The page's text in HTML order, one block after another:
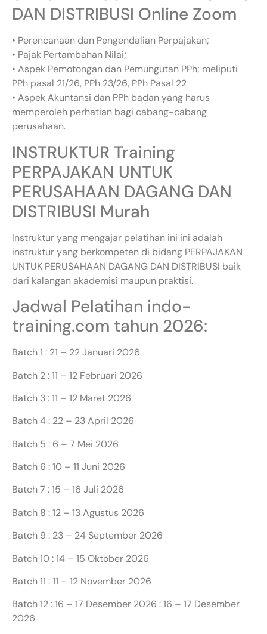
DAN DISTRIBUSI Online Zoom
• Perencanaan dan Pengendalian Perpajakan;
• Pajak Pertambahan Nilai;
• Aspek Pemotongan dan Pemungutan PPh; meliputi
PPh pasal 21/26, PPh 23/26, PPh Pasal 22
• Aspek Akuntansi dan PPh badan yang harus
memperoleh perhatian bagi cabang-cabang
perusahaan.
INSTRUKTUR Training
PERPAJAKAN UNTUK
PERUSAHAAN DAGANG DAN
DISTRIBUSI Murah
Instruktur yang mengajar pelatihan ini ini adalah
instruktur yang berkompeten di bidang PERPAJAKAN
UNTUK PERUSAHAAN DAGANG DAN DISTRIBUSI baik
dari kalangan akademisi maupun praktisi.
Jadwal Pelatihan indo-
training.com tahun 2026:
Batch 1 : 21 – 22 Januari 2026
Batch 2 : 11 – 12 Februari 2026
Batch 3 : 11 – 12 Maret 2026
Batch 4 : 22 – 23 April 2026
Batch 5 : 6 – 7 Mei 2026
Batch 6 : 10 – 11 Juni 2026
Batch 7 : 15 – 16 Juli 2026
Batch 8 : 12 – 13 Agustus 2026
Batch 9 : 23 – 24 September 2026
Batch 10 : 14 – 15 Oktober 2026
Batch 11 : 11 – 12 November 2026
Batch 12 : 16 – 17 Desember 2026 : 16 – 17 Desember
2026